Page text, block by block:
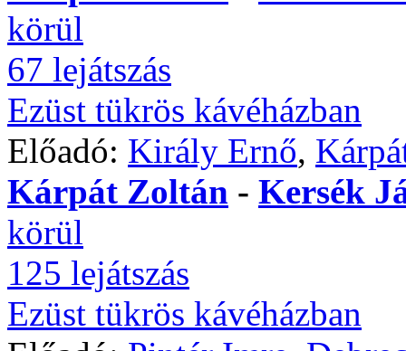
körül
67 lejátszás
Ezüst tükrös kávéházban
Előadó: Király Ernő,
Kárpát Zoltán - Kersék
körül
125 lejátszás
Ezüst tükrös kávéházban